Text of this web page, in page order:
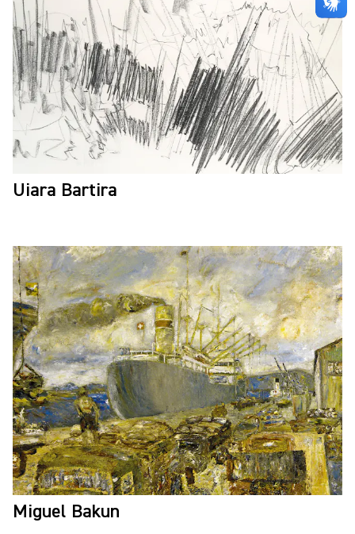
Uiara Bartira
Miguel Bakun